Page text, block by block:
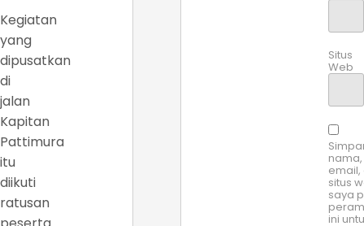
Kegiatan
yang
dipusatkan
di
jalan
Kapitan
Pattimura
itu
diikuti
ratusan
Situs
Web
nama,
email,
situs
saya
ini